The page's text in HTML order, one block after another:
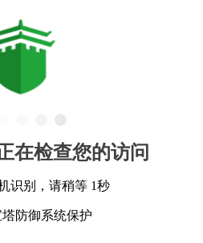
在检查您的访问
识别，请稍等 1秒
防御系统保护